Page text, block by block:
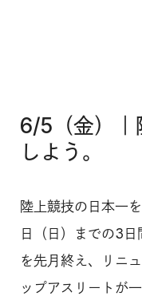
6/5（金）｜
しよう。
陸上競技の日本一
日（日）までの3
を先月終え、リニ
ップアスリートが